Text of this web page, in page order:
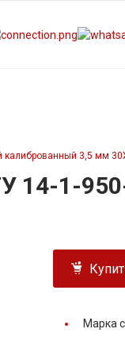
калиброванный 3,5 мм
14-1-
Марка